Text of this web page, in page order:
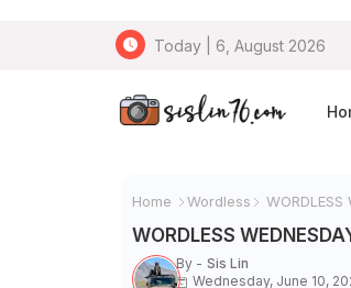
Today | 6, August 2026
Home Wordless WORDLESS
WORDLESS
By - Sis Lin
Wednesday, June 10,